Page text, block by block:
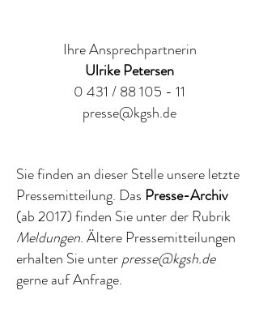
Ihre Ansprechpartnerin
Ulrike Petersen
0 431 / 88 105 - 11
presse@kgsh.de
Sie finden an dieser Stelle unsere letzte
Pressemitteilung. Das Presse-Archiv
(ab 2017) finden Sie unterder Rubrik
Meldungen. Ältere Pressemitteilungen
erhalten Sie unterpresse@kgsh.de
gerne auf Anfrage.